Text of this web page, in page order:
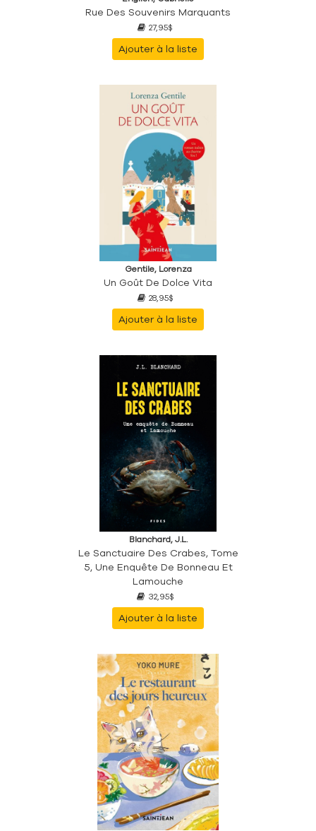
Rue Des Souvenirs Marquants
27,95$
Ajouter à la liste
Gentile, Lorenza
Un Goût De Dolce Vita
28,95$
Ajouter à la liste
Blanchard, J.L.
Le Sanctuaire Des Crabes, Tome
5, Une Enquête De Bonneau Et
Lamouche
32,95$
Ajouter à la liste